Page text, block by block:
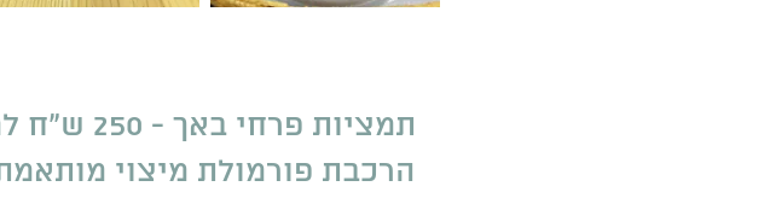
תמציות
הרכבת פורמולת מיצוי